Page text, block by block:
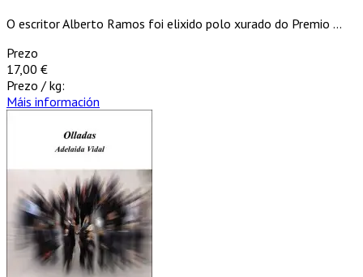
O escritor Alberto Ramos foi elixido polo xurado do Premio ...
Prezo
17,00 €
Prezo / kg:
Máis información